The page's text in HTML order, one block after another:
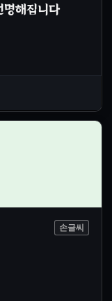
해집니다
손글씨